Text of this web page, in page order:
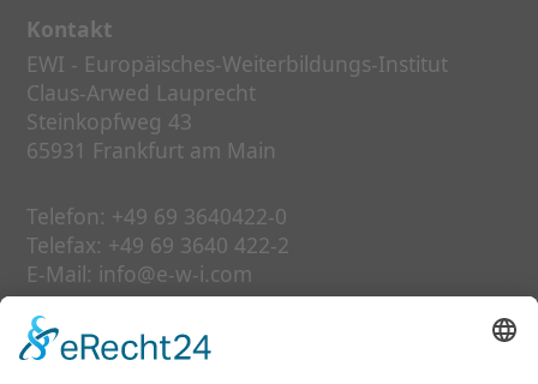
Kontakt
EWI - Europäisches-Weiterbildungs-Institut
Claus-Arwed Lauprecht
Steinkopfweg 43
65931 Frankfurt am Main
Telefon: +49 69 3640422-0
Telefax: +49 69 3640 422-2
E-Mail: info@e-w-i.com
(Bitte beachten Sie bei
Kontaktaufnahme unsere
Datenschutzerklärung